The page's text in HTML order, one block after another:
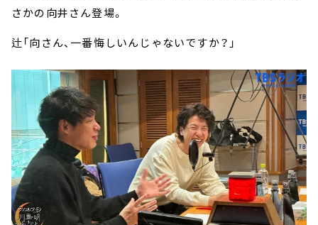
さかの向井さん登場。
辻「向さん、一番悔しいんじゃないですか？」